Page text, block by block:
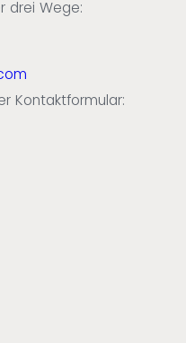
drei Wege:
Kontaktformular: